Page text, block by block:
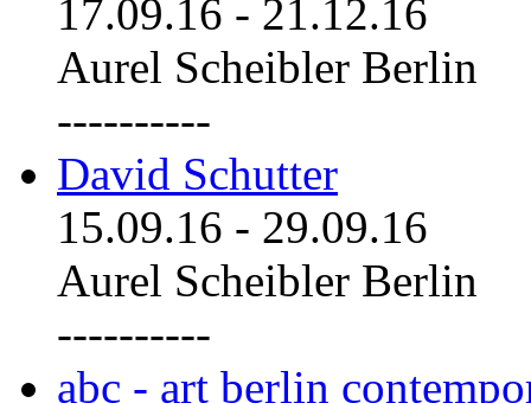
17.09.16 - 21.12.16
Aurel Scheibler Berlin
----------
David Schutter
15.09.16 - 29.09.16
Aurel Scheibler Berlin
----------
abc - art berlin